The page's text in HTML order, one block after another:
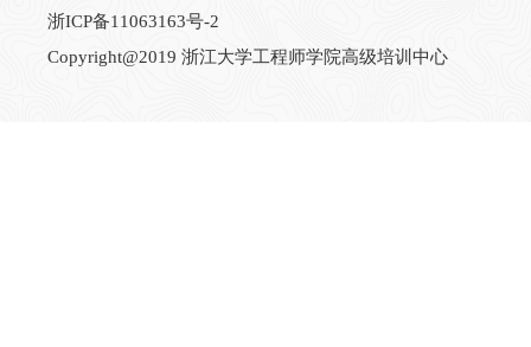
浙ICP备11063163号-2
Copyright@2019 浙江大学工程师学院高级培训中心